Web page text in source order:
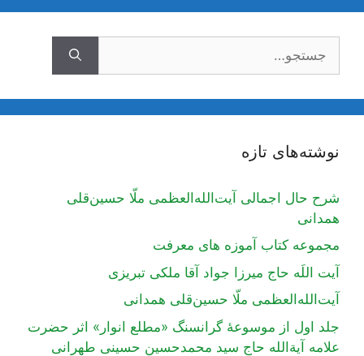
نوشته‌های تازه
شرح حال اجمالی آیت‌الله‌العظمی ملّا حسین‌قلی
همدانی
مجموعه کتاب آموزه های معرفت
آیت اللَه حاج میرزا جواد آقا ملکی تبریزی
آیت‌الله‌العظمی ملّا حسین‌قلی همدانی
جلد اول از موسوعۀ گرانسنگ «مطلع انوار» اثر حضرت
علامه آیة‌الله حاج سید محمدحسین حسینی طهرانی